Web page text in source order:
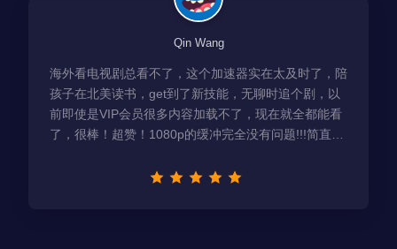
Qin Wang
海外看电视剧总看不了，这个加速器实在太及时了，陪
孩子在北美读书，get到了新技能，无聊时追个剧，以
前即使是VIP会员很多内容加载不了，现在就全都能看
了，很棒！超赞！1080p的缓冲完全没有问题!!!简直救